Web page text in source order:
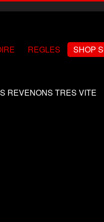
REGLES SHOP
REVENONS TRES VITE